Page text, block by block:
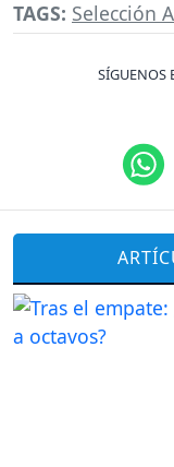
TAGS: Selección
SÍGUENOS